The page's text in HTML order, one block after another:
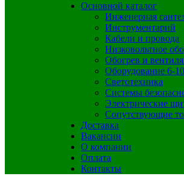
Основной каталог
Инженерная
Инструментарий
Кабели и провода
Низковольтное
Обогрев и
Оборудование 6-
Светотехника
Системы
Электрические
Сопутствующие
Доставка
Вакансии
О компании
Оплата
Контакты